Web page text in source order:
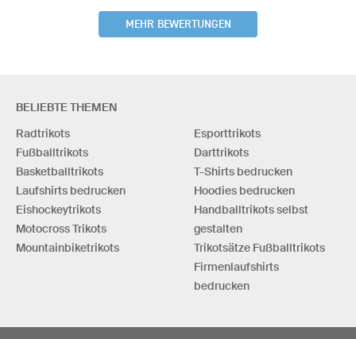
MEHR BEWERTUNGEN
BELIEBTE THEMEN
Radtrikots
Fußballtrikots
Basketballtrikots
Laufshirts bedrucken
Eishockeytrikots
Motocross Trikots
Mountainbiketrikots
Esporttrikots
Darttrikots
T-Shirts bedrucken
Hoodies bedrucken
Handballtrikots selbst
gestalten
Trikotsätze Fußballtrikots
Firmenlaufshirts
bedrucken